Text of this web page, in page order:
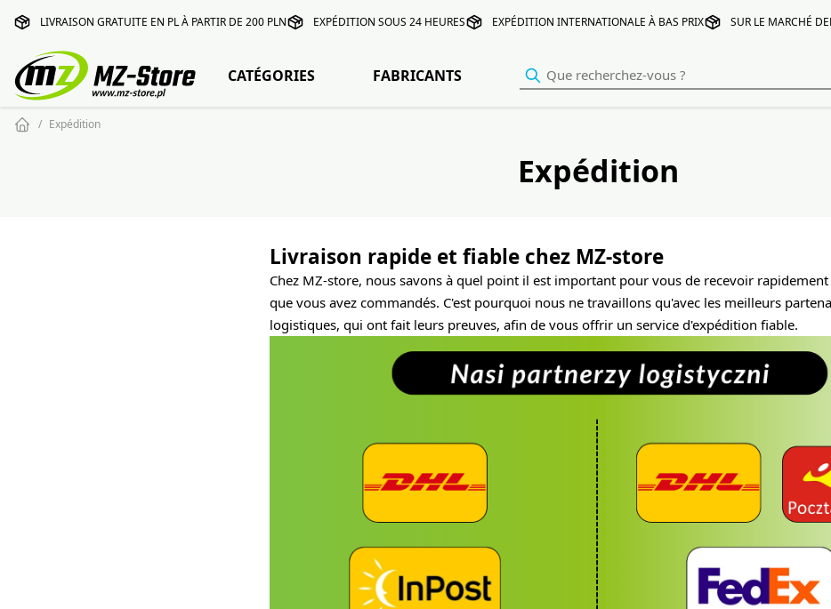
LIVRAISON GRATUITE EN PL À PARTIR DE 200 PLN EXPÉDITION SOUS 24 HEURES EXPÉDITION INTERNATIONALE À BAS PRIX SUR LE MARCHÉ
CATÉGORIES FABRICANTS
Expédition
Expédition
Livraison rapide et fiable chez MZ-store
Chez MZ-store, nous savons à quel point il est important pour vous de recevoir
que vous avez commandés. C'est pourquoi nous ne travaillons qu'avec les meilleurs
logistiques, qui ont fait leurs preuves, afin de vous offrir un service d'expédition fiable.